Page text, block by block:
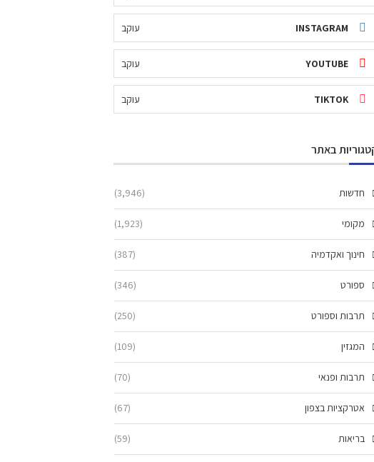
INSTAGRAM עוקב
YOUTUBE עוקב
TIKTOK עוקב
באתר
חדשות (3,946)
מקומי (1,923)
חינוך ואקדמיה (387)
ספורט (346)
תרבות וספורט (250)
המגזין (109)
תרבות ופנאי (70)
אטרקציות בצפון (67)
בריאות (59)